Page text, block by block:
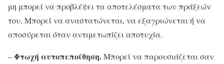
μη μπορεί να προβλέψει τα αποτελέσματα των πράξεών
του. Μπορεί να αναστατώνεται, να εξαγριώνεται ή να
αποσύρεται όταν αντιμετωπίζει αποτυχία.
–Φτωχή αυτοπεποίθηση.Μπορεί να παρουσιάζεται σαν